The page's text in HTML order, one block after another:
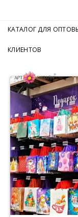
КАТАЛОГ ДЛЯ
КЛИЕНТОВ